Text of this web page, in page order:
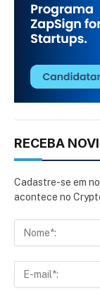
RECEBA
Cadastre-se em
acontece no